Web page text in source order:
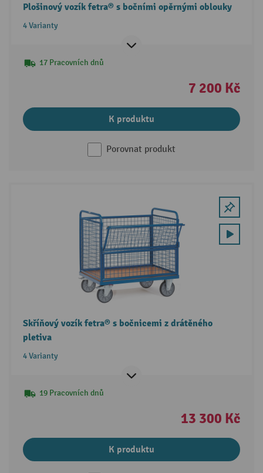
Plošinový vozík fetra® s bočními opěrnými oblouky
4 Varianty
17 Pracovních dnů
7 200 Kč
K produktu
Porovnat produkt
Skříňový vozík fetra® s bočnicemi z drátěného
pletiva
4 Varianty
19 Pracovních dnů
13 300 Kč
K produktu